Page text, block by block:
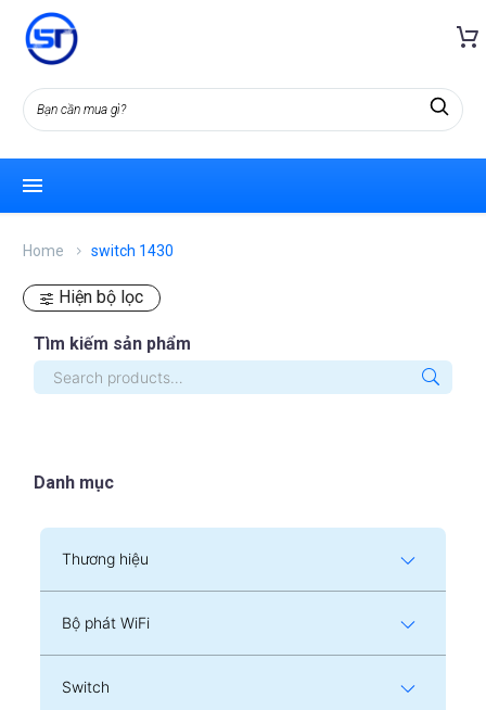
Home switch 1430
Hiện bộ lọc
Tìm kiếm sản phẩm
Danh mục
Thương hiệu
Bộ phát WiFi
Switch